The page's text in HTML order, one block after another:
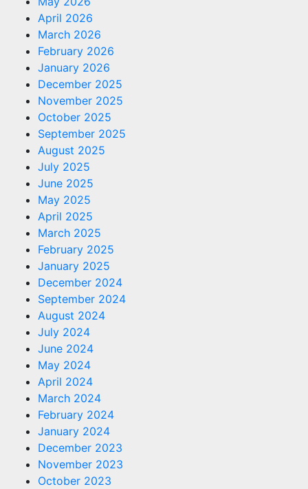
April 2026
March 2026
February 2026
January 2026
December 2025
November 2025
October 2025
September 2025
August 2025
July 2025
June 2025
May 2025
April 2025
March 2025
February 2025
January 2025
December 2024
September 2024
August 2024
July 2024
June 2024
May 2024
April 2024
March 2024
February 2024
January 2024
December 2023
November 2023
October 2023